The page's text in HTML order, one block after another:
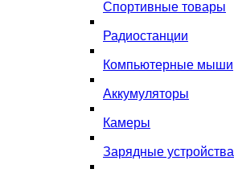
Спортивные товары
Радиостанции
Компьютерные мыши
Аккумуляторы
Камеры
Зарядные устройства